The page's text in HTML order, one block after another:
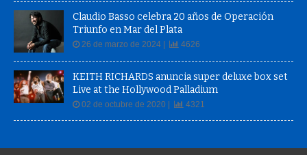
Claudio Basso celebra 20 años de Operación
Triunfo en Mar del Plata
26 de marzo de 2024 | 4626
KEITH RICHARDS anuncia super deluxe box set
Live at the Hollywood Palladium
02 de octubre de 2020 | 4321